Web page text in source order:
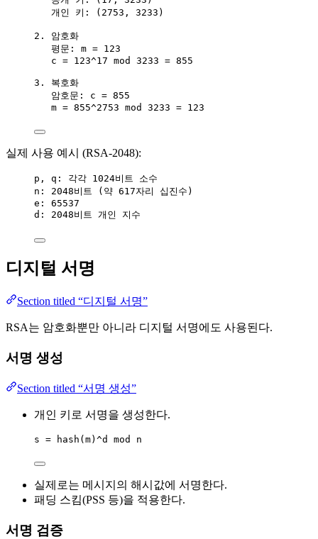
개인 키: (2753, 3233)
2. 암호화
평문: m = 123
c = 123^17 mod 3233 = 855
3. 복호화
암호문: c = 855
m = 855^2753 mod 3233 = 123
실제 사용 예시 (RSA-2048):
p, q: 각각 1024비트 소수
n: 2048비트 (약 617자리 십진수)
e: 65537
d: 2048비트 개인 지수
디지털 서명
Section titled “디지털 서명”
RSA는 암호화뿐만 아니라 디지털 서명에도 사용된다.
서명 생성
Section titled “서명 생성”
개인 키로 서명을 생성한다.
s = hash(m)^d mod n
실제로는 메시지의 해시값에 서명한다.
패딩 스킴(PSS 등)을 적용한다.
서명 검증